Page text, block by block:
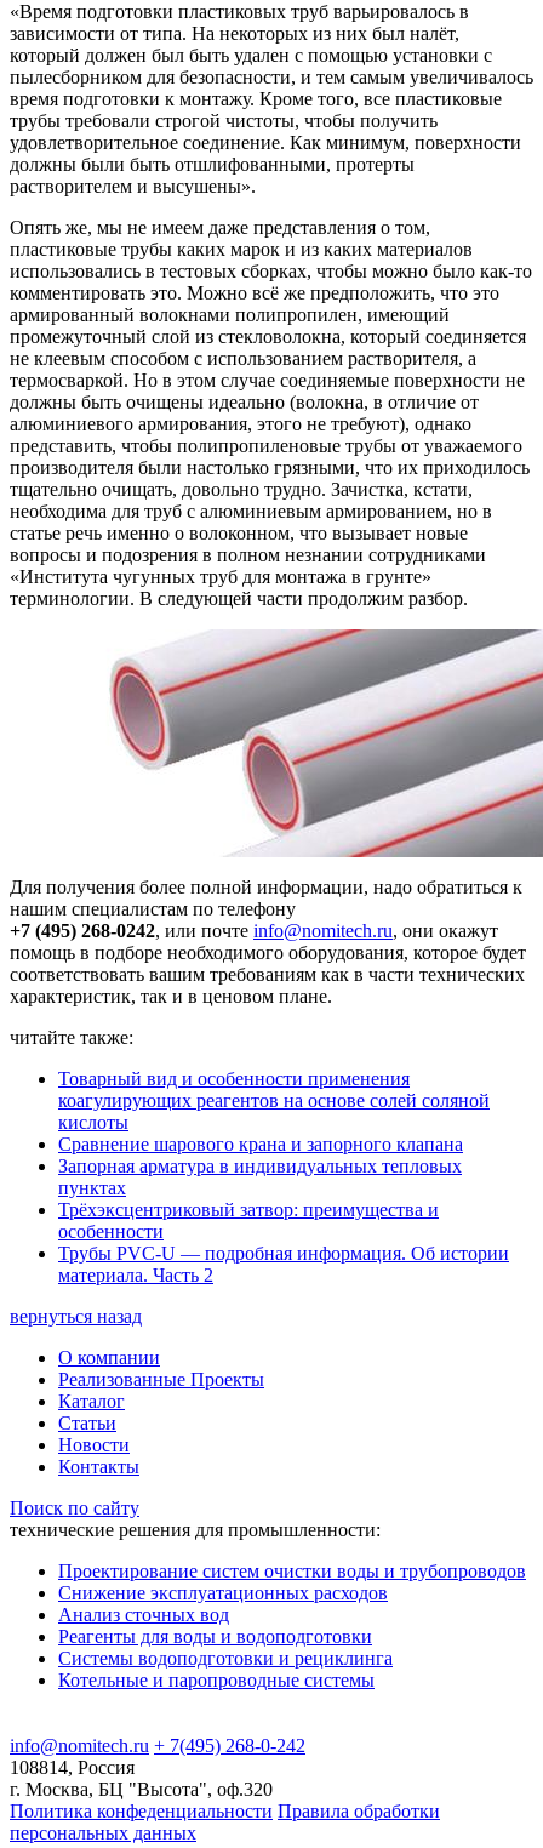
«Время подготовки пластиковых труб варьировалось в
зависимости от типа. На некоторых из них был налёт,
который должен был быть удален с помощью установки с
пылесборником для безопасности, и тем самым увеличивалось
время подготовки к монтажу. Кроме того, все пластиковые
трубы требовали строгой чистоты, чтобы получить
удовлетворительное соединение. Как минимум, поверхности
должны были быть отшлифованными, протерты
растворителем и высушены».
Опять же, мы не имеем даже представления о том,
пластиковые трубы каких марок и из каких материалов
использовались в тестовых сборках, чтобы можно было как-то
комментировать это. Можно всё же предположить, что это
армированный волокнами полипропилен, имеющий
промежуточный слой из стекловолокна, который соединяется
не клеевым способом с использованием растворителя, а
термосваркой. Но в этом случае соединяемые поверхности не
должны быть очищены идеально (волокна, в отличие от
алюминиевого армирования, этого не требуют), однако
представить, чтобы полипропиленовые трубы от уважаемого
производителя были настолько грязными, что их приходилось
тщательно очищать, довольно трудно. Зачистка, кстати,
необходима для труб с алюминиевым армированием, но в
статье речь именно о волоконном, что вызывает новые
вопросы и подозрения в полном незнании сотрудниками
«Института чугунных труб для монтажа в грунте»
терминологии. В следующей части продолжим разбор.
Для получения более полной информации, надо обратиться к
нашим специалистам по телефону
+7 (495) 268-0242, или почте info@nomitech.ru, они окажут
помощь в подборе необходимого оборудования, которое будет
соответствовать вашим требованиям как в части технических
характеристик, так и в ценовом плане.
читайте также:
Товарный вид и особенности применения
коагулирующих реагентов на основе солей соляной
кислоты
Сравнение шарового крана и запорного клапана
Запорная арматура в индивидуальных тепловых
пунктах
Трёхэксцентриковый затвор: преимущества и
особенности
Трубы PVC-U — подробная информация. Об истории
материала. Часть 2
вернуться назад
О компании
Реализованные Проекты
Каталог
Статьи
Новости
Контакты
Поиск по сайту
технические решения для промышленности:
Проектирование систем очистки воды и трубопроводов
Снижение эксплуатационных расходов
Анализ сточных вод
Реагенты для воды и водоподготовки
Системы водоподготовки и рециклинга
Котельные и паропроводные системы
info@nomitech.ru + 7(495) 268-0-242
108814, Россия
г. Москва, БЦ "Высота", оф.320
Политика конфеденциальности Правила обработки
персональных данных